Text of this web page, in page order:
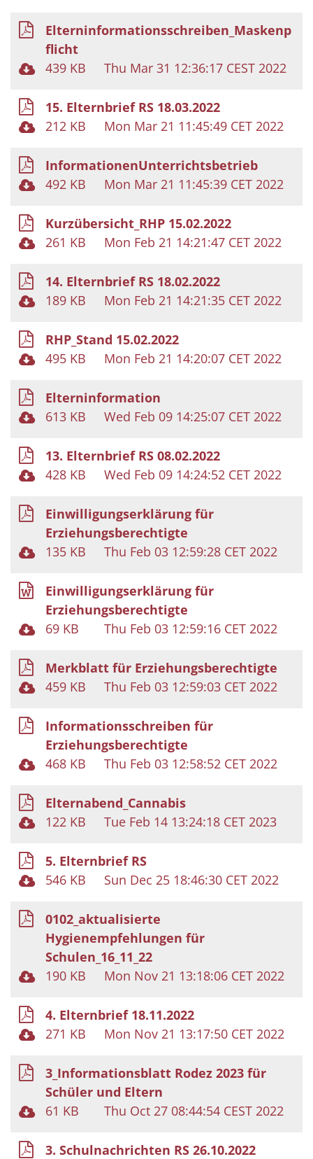
Elterninformationsschreiben_Maskenp
flicht
439 KB
Thu Mar 31 12:36:17 CEST 2022
15. Elternbrief RS 18.03.2022
212 KB
Mon Mar 21 11:45:49 CET 2022
InformationenUnterrichtsbetrieb
492 KB
Mon Mar 21 11:45:39 CET 2022
Kurzübersicht_RHP 15.02.2022
261 KB
Mon Feb 21 14:21:47 CET 2022
14. Elternbrief RS 18.02.2022
189 KB
Mon Feb 21 14:21:35 CET 2022
RHP_Stand 15.02.2022
495 KB
Mon Feb 21 14:20:07 CET 2022
Elterninformation
613 KB
Wed Feb 09 14:25:07 CET 2022
13. Elternbrief RS 08.02.2022
428 KB
Wed Feb 09 14:24:52 CET 2022
Einwilligungserklärung für
Erziehungsberechtigte
135 KB
Thu Feb 03 12:59:28 CET 2022
Einwilligungserklärung für
Erziehungsberechtigte
69 KB
Thu Feb 03 12:59:16 CET 2022
Merkblatt für Erziehungsberechtigte
459 KB
Thu Feb 03 12:59:03 CET 2022
Informationsschreiben für
Erziehungsberechtigte
468 KB
Thu Feb 03 12:58:52 CET 2022
Elternabend_Cannabis
122 KB
Tue Feb 14 13:24:18 CET 2023
5. Elternbrief RS
546 KB
Sun Dec 25 18:46:30 CET 2022
0102_aktualisierte
Hygienempfehlungen für
Schulen_16_11_22
190 KB
Mon Nov 21 13:18:06 CET 2022
4. Elternbrief 18.11.2022
271 KB
Mon Nov 21 13:17:50 CET 2022
3_Informationsblatt Rodez 2023 für
Schüler und Eltern
61 KB
Thu Oct 27 08:44:54 CEST 2022
3. Schulnachrichten RS 26.10.2022